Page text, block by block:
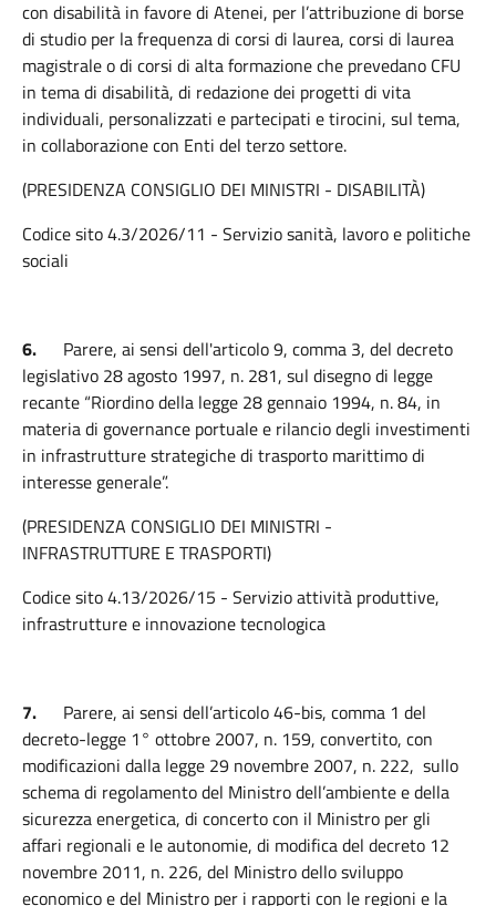
con disabilità in favore di Atenei, per l’attribuzione di borse
di studio per la frequenza di corsi di laurea, corsi di laurea
magistrale o di corsi di alta formazione che prevedano CFU
in tema di disabilità, di redazione dei progetti di vita
individuali, personalizzati e partecipati e tirocini, sul tema,
in collaborazione con Enti del terzo settore.
(PRESIDENZA CONSIGLIO DEI MINISTRI - DISABILITÀ)
Codice sito 4.3/2026/11 - Servizio sanità, lavoro e politiche
sociali
6.
Parere, ai sensi dell'articolo 9, comma 3, del decreto
legislativo 28 agosto 1997, n. 281, sul disegno di legge
recante “Riordino della legge 28 gennaio 1994, n. 84, in
materia di governance portuale e rilancio degli investimenti
in infrastrutture strategiche di trasporto marittimo di
interesse generale”.
(PRESIDENZA CONSIGLIO DEI MINISTRI -
INFRASTRUTTURE E TRASPORTI)
Codice sito 4.13/2026/15 - Servizio attività produttive,
infrastrutture e innovazione tecnologica
7.
Parere, ai sensi dell’articolo 46-bis, comma 1 del
decreto-legge 1° ottobre 2007, n. 159, convertito, con
modificazioni dalla legge 29 novembre 2007, n. 222, sullo
schema di regolamento del Ministro dell’ambiente e della
sicurezza energetica, di concerto con il Ministro per gli
affari regionali e le autonomie, di modifica del decreto 12
novembre 2011, n. 226, del Ministro dello sviluppo
economico e del Ministro per i rapporti con le regioni e la